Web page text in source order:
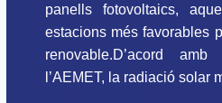
panells fotovoltaics,
estacions més favorables
renovable.D’acord
l’AEMET, la radiació solar